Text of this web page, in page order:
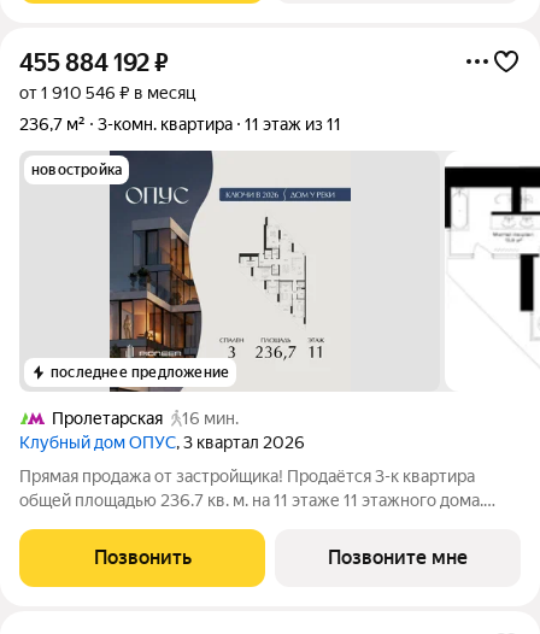
455 884 192₽
от 1 910 546 ₽ в месяц
236,7 м²
3-комн. квартира 11 этаж из 11
новостройка
последнее предложение
Пролетарская
16 мин.
Клубный дом ОПУС, 3 квартал 2026
Прямая продажа от застройщика! Продаётся 3-к квартира
общей площадью 236.7 кв. м. на 11 этаже 11 этажного дома.
Кремля, проект премиум-класса от девелопера PIONEER с
архитектурной концепцией от
Позвонить Позвоните мне